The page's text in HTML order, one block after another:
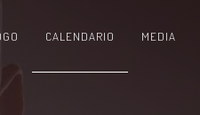
CALENDARIO MEDIA